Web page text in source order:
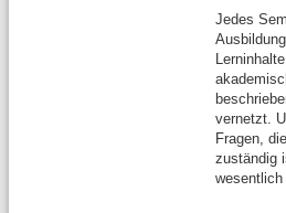
Jedes
vernetzt.
Fragen,
zuständig